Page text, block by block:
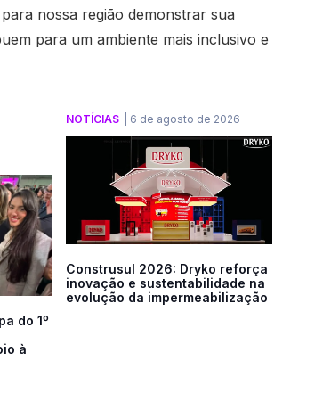
nossa região demonstrar sua
para um ambiente mais inclusivo e
do 1º
à
NOTÍCIAS 6 de agosto de 2026
Construsul 2026: Dryko reforça
inovação e sustentabilidade na
evolução da impermeabilização